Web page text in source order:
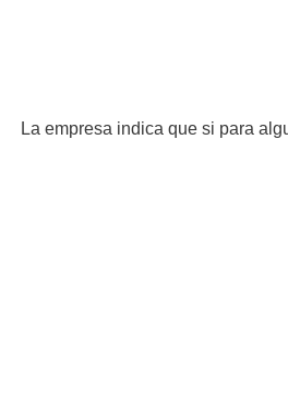
La empresa indica que si para